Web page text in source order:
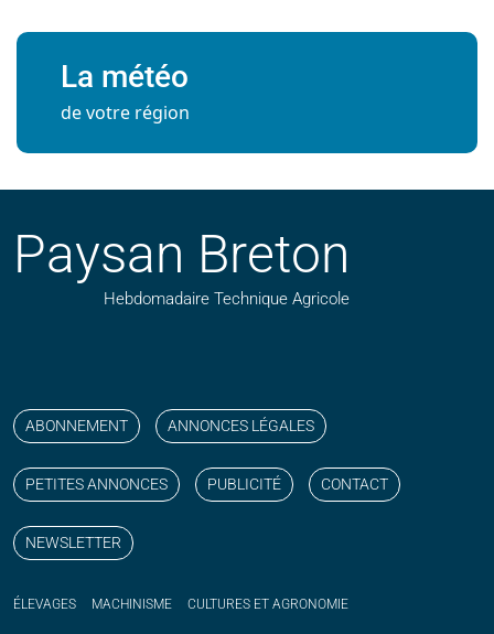
La météo
de votre région
Paysan Breton
Hebdomadaire Technique Agricole
ABONNEMENT ANNONCES LÉGALES
PETITES ANNONCES PUBLICITÉ CONTACT
NEWSLETTER
ÉLEVAGES MACHINISME CULTURES ET AGRONOMIE